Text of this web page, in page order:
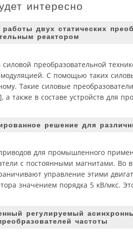
интересно
двух статических
реактором
преобразовательной
С помощью таких
Такие силовые
также в составе устройств для
решение для
для промышленного
с постоянными магнитами. Во
управление этими
значением порядка 5 кВ/мкс.
регулируемый
частоты